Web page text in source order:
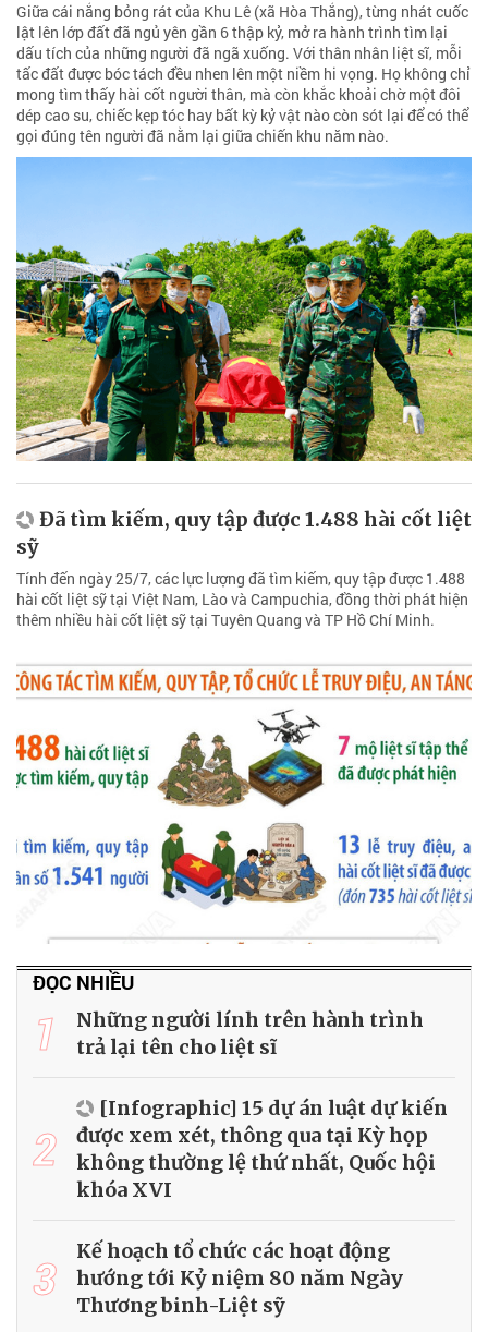
Giữa cái nắng bỏng rát của Khu Lê (xã Hòa Thắng), từng nhát cuốc
lật lên lớp đất đã ngủ yên gần 6 thập kỷ, mở ra hành trình tìm lại
dấu tích của những người đã ngã xuống. Với thân nhân liệt sĩ, mỗi
tấc đất được bóc tách đều nhen lên một niềm hi vọng. Họ không chỉ
mong tìm thấy hài cốt người thân, mà còn khắc khoải chờ một đôi
dép cao su, chiếc kẹp tóc hay bất kỳ kỷ vật nào còn sót lại để có thể
gọi đúng tên người đã nằm lại giữa chiến khu năm nào.
Đã tìm kiếm, quy tập được 1.488 hài cốt liệt
sỹ
Tính đến ngày 25/7, các lực lượng đã tìm kiếm, quy tập được 1.488
hài cốt liệt sỹ tại Việt Nam, Lào và Campuchia, đồng thời phát hiện
thêm nhiều hài cốt liệt sỹ tại Tuyên Quang và TP Hồ Chí Minh.
ĐỌC NHIỀU
1
Những người lính trên hành trình
trả lại tên cho liệt sĩ
2
[Infographic] 15 dự án luật dự kiến
được xem xét, thông qua tại Kỳ họp
không thường lệ thứ nhất, Quốc hội
khóa XVI
3
Kế hoạch tổ chức các hoạt động
hướng tới Kỷ niệm 80 năm Ngày
Thương binh-Liệt sỹ